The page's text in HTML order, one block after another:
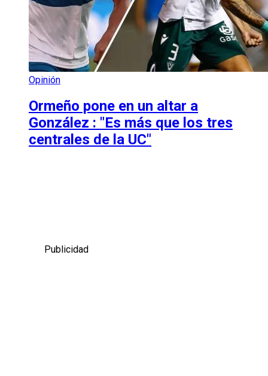
Opinión
Ormeño pone en un altar a
González : "Es más que los tres
centrales de la UC"
Publicidad